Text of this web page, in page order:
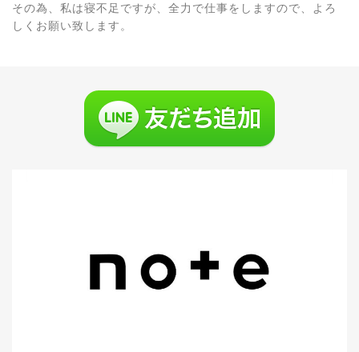
その為、私は寝不足ですが、全力で仕事をしますので、よろ
しくお願い致します。